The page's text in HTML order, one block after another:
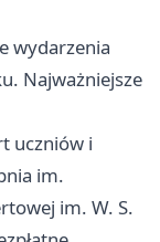
wydarzenia
Najważniejsze
uczniów i
im.
im. W. S.